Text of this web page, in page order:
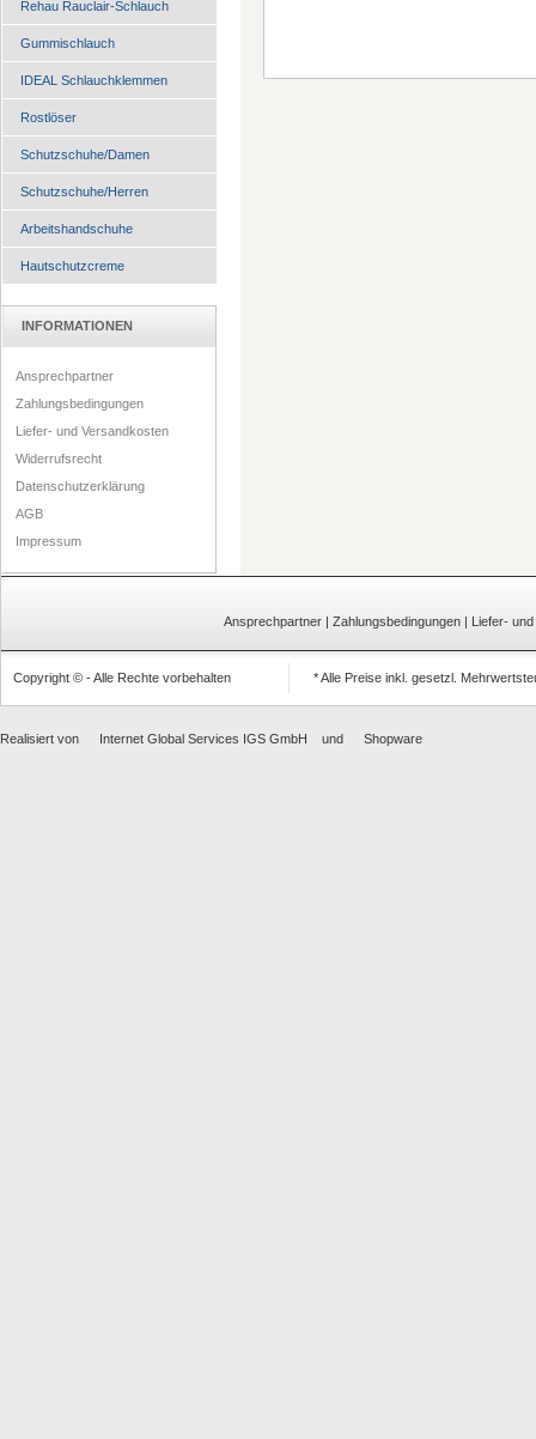
Rehau Rauclair-Schlauch
Gummischlauch
IDEAL Schlauchklemmen
Rostlöser
Schutzschuhe/Damen
Schutzschuhe/Herren
Arbeitshandschuhe
Hautschutzcreme
INFORMATIONEN
Ansprechpartner
Zahlungsbedingungen
Liefer- und Versandkosten
Widerrufsrecht
Datenschutzerklärung
AGB
Impressum
Ansprechpartner | Zahlungsbedingungen | Liefer-
Copyright © - Alle Rechte vorbehalten * Alle Preise inkl. gesetzl.
Realisiert von Internet Global Services IGS GmbH und Shopware